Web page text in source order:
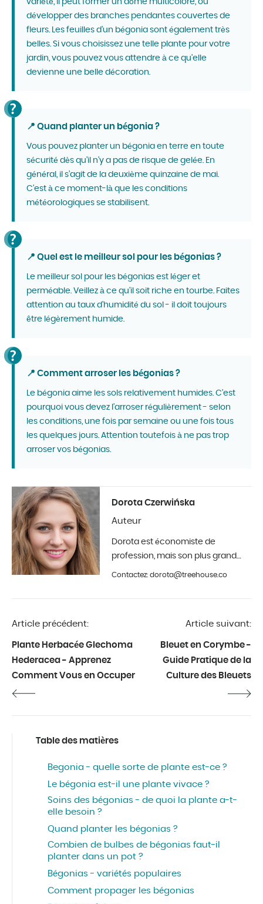
variété, il peut former un dôme multicolore, ou
développer des branches pendantes couvertes de
fleurs. Les feuilles d'un bégonia sont également très
belles. Si vous choisissez une telle plante pour votre
jardin, vous pouvez vous attendre à ce qu'elle
devienne une belle décoration.
📍 Quand planter un bégonia ?
Vous pouvez planter un bégonia en terre en toute
sécurité dès qu'il n'y a pas de risque de gelée. En
général, il s'agit de la deuxième quinzaine de mai.
C'est à ce moment-là que les conditions
météorologiques se stabilisent.
📍 Quel est le meilleur sol pour les bégonias ?
Le meilleur sol pour les bégonias est léger et
perméable. Veillez à ce qu'il soit riche en tourbe. Faites
attention au taux d'humidité du sol - il doit toujours
être légèrement humide.
📍 Comment arroser les bégonias ?
Le bégonia aime les sols relativement humides. C'est
pourquoi vous devez l'arroser régulièrement - selon
les conditions, une fois par semaine ou une fois tous
les quelques jours. Attention toutefois à ne pas trop
arroser vos bégonias.
Dorota Czerwińska
Auteur
Dorota est économiste de
profession, mais son plus grand
hobby est la photographie et la
Treehouse depuis le début de
Contactez: dorota@treehouse.co
Article précédent:
Plante Herbacée Glechoma
Hederacea - Apprenez
Comment Vous en Occuper
Article suivant:
Bleuet en Corymbe -
Guide Pratique de la
Culture des Bleuets
Table des matières
Begonia - quelle sorte de plante est-ce ?
Le bégonia est-il une plante vivace ?
Soins des bégonias - de quoi la plante a-t-
elle besoin ?
Quand planter les bégonias ?
Combien de bulbes de bégonias faut-il
planter dans un pot ?
Bégonias - variétés populaires
Comment propager les bégonias